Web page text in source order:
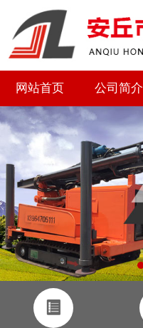
网站首页 公司简介